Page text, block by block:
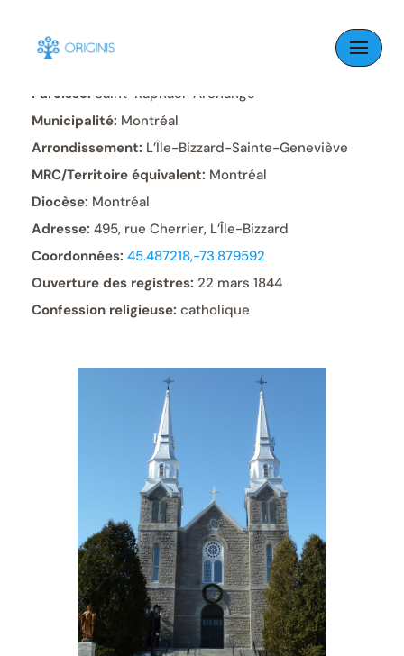
Skip
content
Paroisse: Saint-Raphaël-Archange
Municipalité: Montréal
Arrondissement: L’Île-Bizzard-Sainte-Geneviève
MRC/Territoire équivalent: Montréal
Diocèse: Montréal
Adresse: 495, rue Cherrier, L’Île-Bizzard
Coordonnées: 45.487218,-73.879592
Ouverture des registres: 22 mars 1844
Confession religieuse: catholique